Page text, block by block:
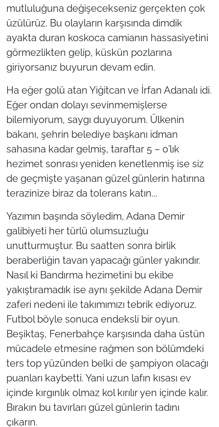
mutluluğuna değişecekseniz gerçekten çok
üzülürüz. Bu olayların karşısında dimdik
ayakta duran koskoca camianın hassasiyetini
görmezlikten gelip, küskün pozlarına
giriyorsanız buyurun devam edin.
Ha eğer golü atan Yiğitcan ve İrfan Adanalı idi.
Eğer ondan dolayı sevinmemişlerse
bilemiyorum, saygı duyuyorum. Ülkenin
bakanı, şehrin belediye başkanı idman
sahasına kadar gelmiş, taraftar 5 – 0’lık
hezimet sonrası yeniden kenetlenmiş ise siz
de geçmişte yaşanan güzel günlerin hatırına
terazinize biraz da tolerans katın...
Yazımın başında söyledim, Adana Demir
galibiyeti her türlü olumsuzluğu
unutturmuştur. Bu saatten sonra birlik
beraberliğin tavan yapacağı günler yakındır.
Nasıl ki Bandırma hezimetini bu ekibe
yakıştıramadık ise aynı şekilde Adana Demir
zaferi nedeni ile takımımızı tebrik ediyoruz.
Futbol böyle sonuca endeksli bir oyun.
Beşiktaş, Fenerbahçe karşısında daha üstün
mücadele etmesine rağmen son bölümdeki
ters top yüzünden belki de şampiyon olacağı
puanları kaybetti. Yani uzun lafın kısası ev
içinde kırgınlık olmaz kol kırılır yen içinde kalır.
Bırakın bu tavırları güzel günlerin tadını
çıkarın.